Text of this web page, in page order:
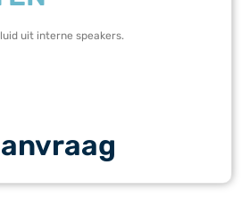
uit interne speakers.